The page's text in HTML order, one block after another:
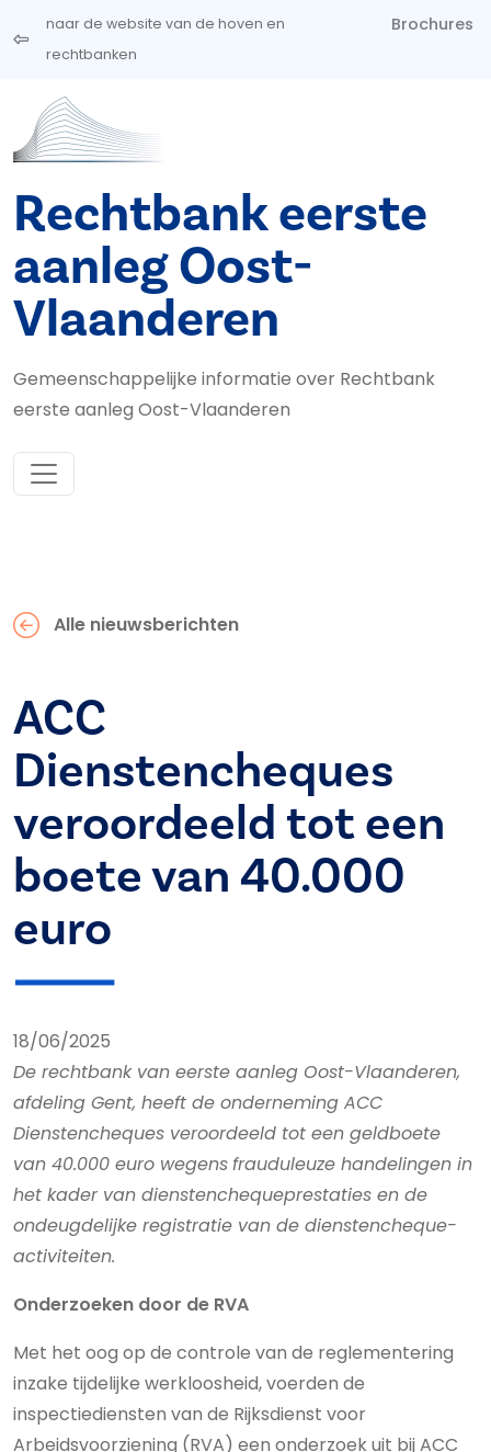
Overslaan en naar de inhoud gaan
naar de website van de hoven en
rechtbanken
Brochures
Rechtbank eerste
aanleg Oost-
Vlaanderen
Gemeenschappelijke informatie over Rechtbank
eerste aanleg Oost-Vlaanderen
Alle nieuwsberichten
ACC
Dienstencheques
veroordeeld tot een
boete van 40.000
euro
18/06/2025
De rechtbank van eerste aanleg Oost-Vlaanderen,
afdeling Gent, heeft de onderneming ACC
Dienstencheques veroordeeld tot een geldboete
van 40.000 euro wegensfrauduleuze handelingen in
het kader van dienstenchequeprestaties en de
ondeugdelijke registratie van de dienstencheque-
activiteiten.
Onderzoeken door de RVA
Met het oog op de controle van de reglementering
inzake tijdelijke werkloosheid, voerden de
inspectiediensten van de Rijksdienst voor
Arbeidsvoorziening (RVA) een onderzoek uit bij ACC